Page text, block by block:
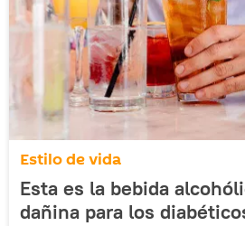
Estilo de vida
Esta es la bebida
dañina para los